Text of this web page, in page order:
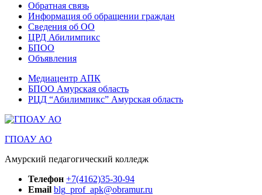
Обратная связь
Информация об обращении граждан
Сведения об ОО
ЦРД Абилимпикс
БПОО
Объявления
Медиацентр АПК
БПОО Амурская область
РЦД “Абилимпикс” Амурская область
ГПОАУ АО
Амурский педагогический колледж
Телефон +7(4162)35-30-94
Email blg_prof_apk@obramur.ru